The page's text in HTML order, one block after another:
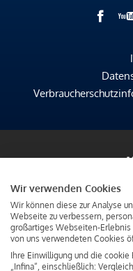
Wir verwenden Cookies
Wir können diese zur Analyse
Webseite zu verbessern,
großartiges Webseiten-
von uns verwendeten Cookies
Ihre Einwilligung und die
„Infina“, einschließlich: